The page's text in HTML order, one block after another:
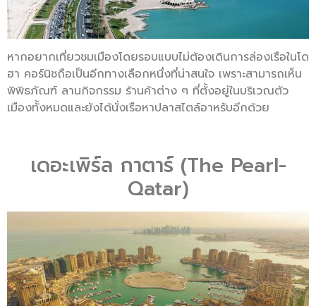
หากอยากเที่ยวชมเมืองโดยรอบแบบไม่ต้องเดินการล่องเรือในโด
ฮา คอร์นิชถือเป็นอีกทางเลือกหนึ่งที่น่าสนใจ เพราะสามารถเห็น
พิพิธภัณฑ์ ลานกิจกรรม ร้านค้าต่าง ๆ ที่ตั้งอยู่ในบริเวณตัว
เมืองทั้งหมดและยังได้นั่งเรือหาปลาสไตล์อาหรับอีกด้วย
เดอะเพิร์ล กาตาร์ (The Pearl-
Qatar)